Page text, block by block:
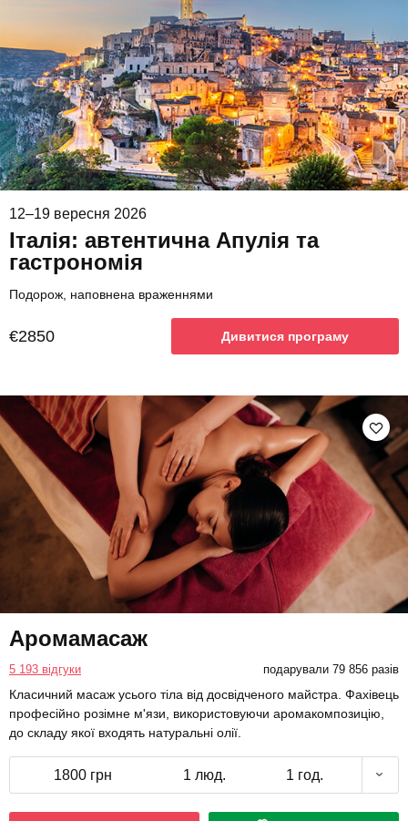
12–19 вересня 2026
Італія: автентична Апулія та
гастрономія
Подорож, наповнена враженнями
€2850 Дивитися програму
Аромамасаж
5 193 відгуки подарували 79 856 разів
Класичний масаж усього тіла від досвідченого майстра. Фахівець
професійно розімне м'язи, використовуючи аромакомпозицію,
до складу якої входять натуральні олії.
1800 грн 1 люд. 1 год.